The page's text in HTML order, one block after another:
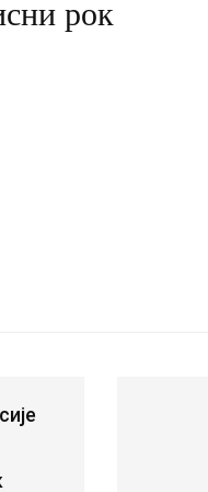
рок